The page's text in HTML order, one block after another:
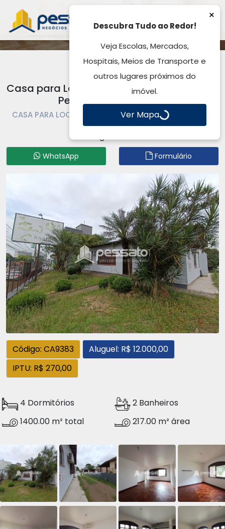
Casa para Locação, 200,00m², Passo Das
Pedras - Gravataí, RS
CASA PARA LOCAÇÃO | CASA | GRAVATAÍ | PASSO DAS
PEDRAS
WhatsApp Formulário
Código: CA9383
Aluguel: R$ 12.000,00
IPTU: R$ 270,00
4 Dormitórios
2 Banheiros
1400.00 m² total
217.00 m² área
×
Descubra Tudo ao Redor!
Veja Escolas, Mercados,
Hospitais, Meios de Transporte e
outros lugares próximos do
imóvel.
Ver Mapa